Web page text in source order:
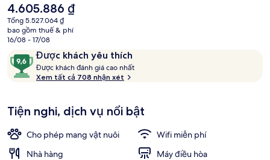
Giá
hiện
tại
là
4.605.886 ₫
4.605.886 ₫
Tổng 5.527.064 ₫
bao gồm thuế & phí
16/08 - 17/08
Nhận
xét
Được khách yêu thích
9,6
trên
10,
khách
yêu
thích
Được khách đánh giá cao nhất
k
h
c
Xem tất cả 708 nhận xét
Tiện nghi, dịch vụ nổi bật
Cho phép mang vật nuôi
Wifi miễn phí
Nhà hàng
Máy điều hòa